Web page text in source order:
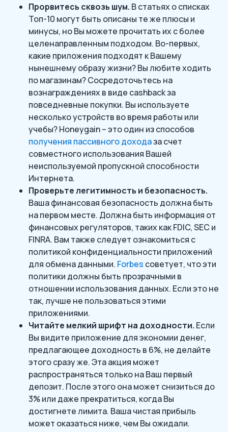
Прорвитесь сквозь шум. В статьях о списках
Топ-10 могут быть описаны те же плюсы и
минусы, но Вы можете прочитать их с более
целенаправленным подходом. Во-первых,
какие приложения подходят к Вашему
нынешнему образу жизни? Вы любите ходить
по магазинам? Сосредоточьтесь на
вознаграждениях в виде cashback за
повседневные покупки. Вы используете
несколько устройств во время работы или
учебы? Honeygain – это один из способов
получения пассивного доходаза счет
совместного использования Вашей
неиспользуемой пропускной способности
Интернета.
Проверьте легитимность и безопасность.
Ваша финансовая безопасность должна быть
на первом месте. Должна быть информация от
финансовых регуляторов, таких как FDIC, SEC и
FINRA. Вам также следует ознакомиться с
политикой конфиденциальности приложений
для обмена данными. Forbes советует, что эти
политики должны быть прозрачными в
отношении использования данных. Если это не
так, лучше не пользоваться этими
приложениями.
Читайте мелкий шрифт на доходности. Если
Вы видите приложение для экономии денег,
предлагающее доходность в 6%, не делайте
этого сразу же. Эта акция может
распространяться только на Ваш первый
депозит. После этого она может снизиться до
3% или даже прекратиться, когда Вы
достигнете лимита. Ваша чистая прибыль
может оказаться ниже, чем Вы ожидали.